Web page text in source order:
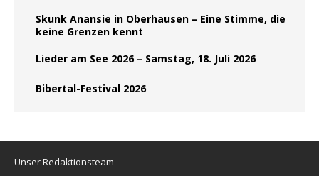
Skunk Anansie in Oberhausen – Eine Stimme, die
keine Grenzen kennt
Lieder am See 2026 – Samstag, 18. Juli 2026
Bibertal-Festival 2026
Unser Redaktionsteam